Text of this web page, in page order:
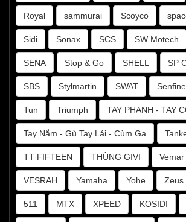
Royal sammurai Scoyco
Sidi Sonax SCS SW Motech
SENA Stop & Go SHELL SP
SBS Stylmartin SWAT
Tun Triumph TAY PHANH - TAY
Tay Nắm - Gù Tay Lái - Cùm Ga
TT FIFTEEN THÙNG GIVI Vemar
VESRAH Yamaha Yohe Zeus
511 MTX XPEED KOSIDI